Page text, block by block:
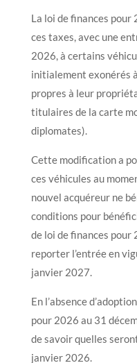
La loi de finances pour
ces taxes, avec une
2026, à certains
initialement exonérés
propres à leur
titulaires de la carte
diplomates).
Cette modification a
ces véhicules au
nouvel acquéreur ne
conditions pour
de loi de finances
reporter l’entrée en
janvier 2027.
En l’absence
pour 2026 au 31
de savoir quelles
janvier 2026.